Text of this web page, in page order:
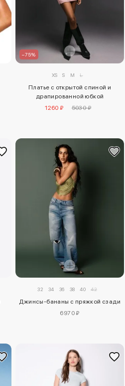
–75%
XS S M L
Платье с открытой спиной и
драпированной юбкой
1260 ₽
5030 ₽
32 34 36 38 40 42
Джинсы-бананы с пряжкой сзади
6970 ₽